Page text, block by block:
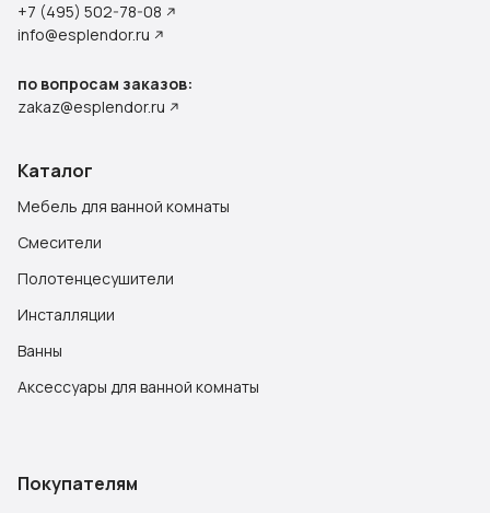
+7 (495) 502-78-08
info@esplendor.ru
по вопросам заказов:
zakaz@esplendor.ru
Каталог
Мебель для ванной комнаты
Смесители
Полотенцесушители
Инсталляции
Ванны
Аксессуары для ванной комнаты
Покупателям